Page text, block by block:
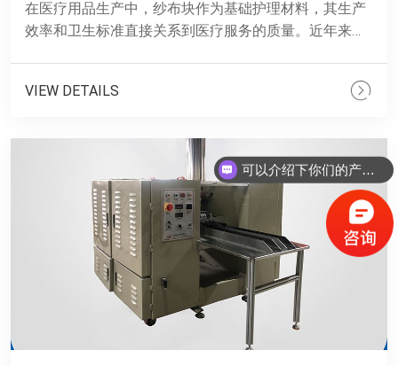
在医疗用品生产中，纱布块作为基础护理材料，其生产
效率和卫生标准直接关系到医疗服务的质量。近年来，
VIEW DETAILS
可以介绍下你们的产品么？